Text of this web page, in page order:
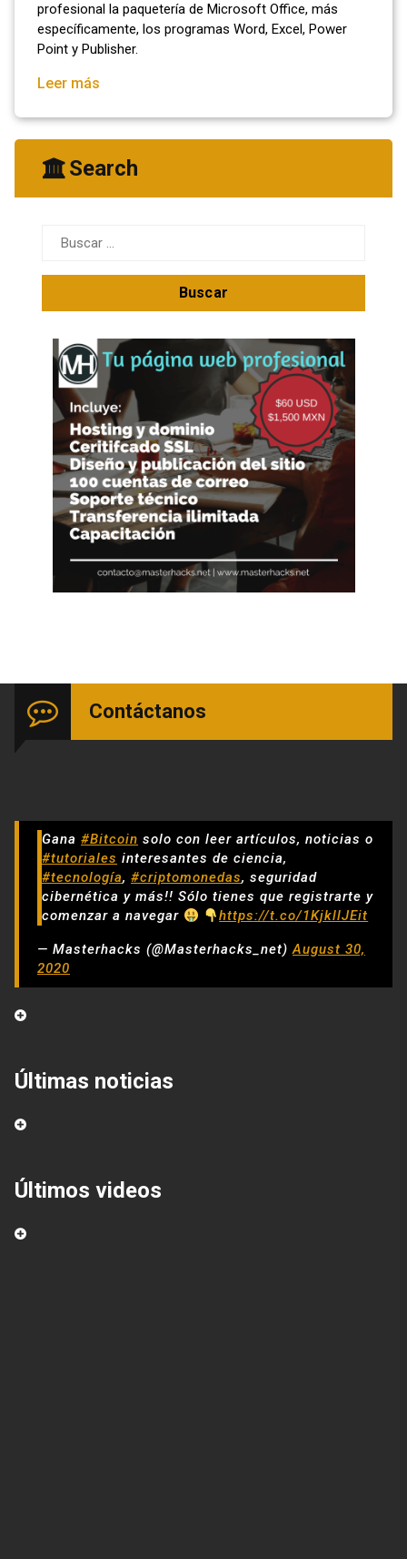
profesional la paquetería de Microsoft Office, más
específicamente, los programas Word, Excel, Power
Point y Publisher.
Leer más
Search
Buscar:
Contáctanos
Gana #Bitcoin solo con leer artículos, noticias o
#tutoriales interesantes de ciencia,
#tecnología, #criptomonedas, seguridad
cibernética y más!! Sólo tienes que registrarte y
comenzar a navegar
https://t.co/1KjkllJEit
— Masterhacks (@Masterhacks_net)August 30,
2020
Últimas noticias
Últimos videos